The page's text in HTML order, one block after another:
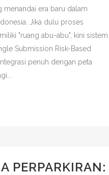
menandai era baru dalam
Jika dulu proses
"ruang abu-abu", kini sistem
Submission Risk-Based
penuh dengan peta
PERPARKIRAN: